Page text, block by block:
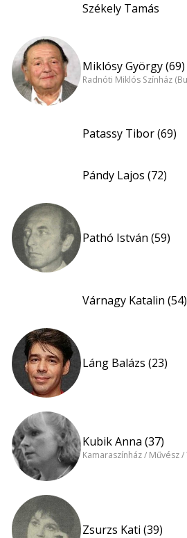
Székely Tamás
Miklósy György (69)
Radnóti Miklós Színház
Patassy Tibor (69)
Pándy Lajos (72)
Pathó István (59)
Várnagy Katalin (54)
Láng Balázs (23)
Kubik Anna (37)
Kamaraszínház / Művész
Zsurzs Kati (39)